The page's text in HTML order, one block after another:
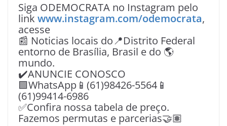
Siga ODEMOCRATA no Instagram pelo
link www.instagram.com/odemocrata,
acesse
📰 Noticias locais do📍Distrito Federal
entorno de Brasília, Brasil e do 🌎
mundo.
✔️ANUNCIE CONOSCO
🟩WhatsApp📱(61)98426-5564📱
(61)99414-6986
✅Confira nossa tabela de preço.
Fazemos permutas e parcerias🤝🏽